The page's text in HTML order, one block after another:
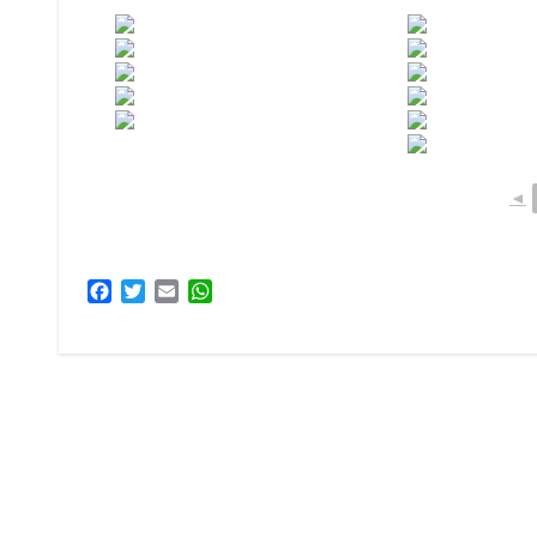
◄
Facebook
Twitter
Email